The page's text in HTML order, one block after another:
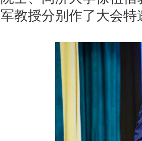
军教授分别作了大会